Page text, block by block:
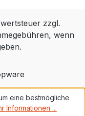
zzgl.
wenn
eine bestmögliche
Informationen ...